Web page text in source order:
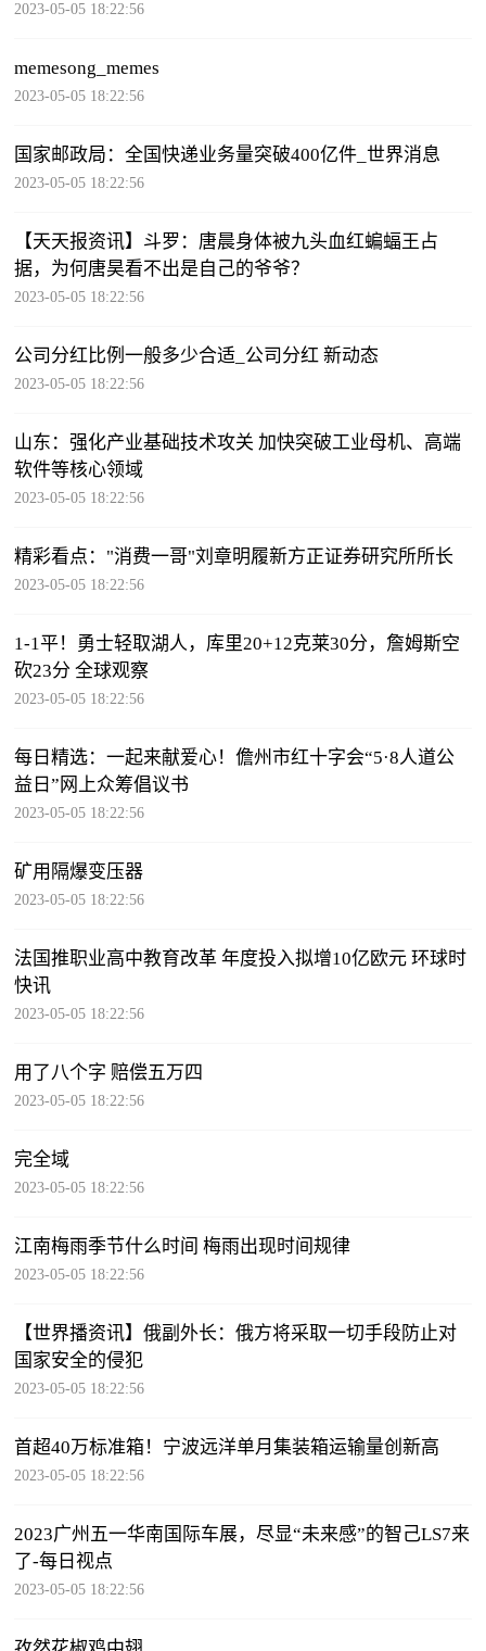
2023-05-05 18:22:56
memesong_memes
2023-05-05 18:22:56
国家邮政局：全国快递业务量突破400亿件_世界消息
2023-05-05 18:22:56
【天天报资讯】斗罗：唐晨身体被九头血红蝙蝠王占
据，为何唐昊看不出是自己的爷爷？
2023-05-05 18:22:56
公司分红比例一般多少合适_公司分红 新动态
2023-05-05 18:22:56
山东：强化产业基础技术攻关 加快突破工业母机、高端
软件等核心领域
2023-05-05 18:22:56
精彩看点："消费一哥"刘章明履新方正证券研究所所长
2023-05-05 18:22:56
1-1平！勇士轻取湖人，库里20+12克莱30分，詹姆斯空
砍23分 全球观察
2023-05-05 18:22:56
每日精选：一起来献爱心！儋州市红十字会“5·8人道公
益日”网上众筹倡议书
2023-05-05 18:22:56
矿用隔爆变压器
2023-05-05 18:22:56
法国推职业高中教育改革 年度投入拟增10亿欧元 环球时
快讯
2023-05-05 18:22:56
用了八个字 赔偿五万四
2023-05-05 18:22:56
完全域
2023-05-05 18:22:56
江南梅雨季节什么时间 梅雨出现时间规律
2023-05-05 18:22:56
【世界播资讯】俄副外长：俄方将采取一切手段防止对
国家安全的侵犯
2023-05-05 18:22:56
首超40万标准箱！宁波远洋单月集装箱运输量创新高
2023-05-05 18:22:56
2023广州五一华南国际车展，尽显“未来感”的智己LS7来
了-每日视点
2023-05-05 18:22:56